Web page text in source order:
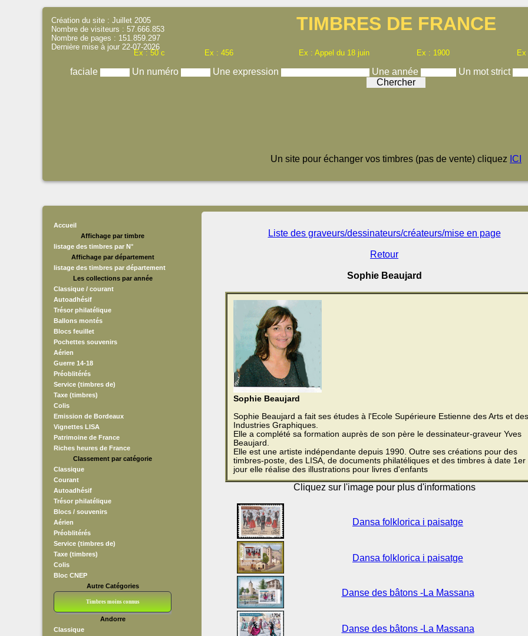
TIMBRES DE FRANCE
Ex : 50 c Ex : 456 Ex : Appel du 18 juin Ex : 1900
faciale Un numéro Une expression Une année Un mot strict
Création du site : Juillet 2005
Nombre de visiteurs : 57.666.853
Nombre de pages : 151.859.297
Dernière mise à jour 22-07-2026
Un site pour échanger vos timbres (pas de vente) cliquez ICI
Accueil
Affichage par timbre
listage des timbres par N°
Affichage par département
listage des timbres par département
Les collections par année
Classique / courant
Autoadhésif
Trésor philatélique
Ballons montés
Blocs feuillet
Pochettes souvenirs
Aérien
Guerre 14-18
Préoblitérés
Service (timbres de)
Taxe (timbres)
Colis
Emission de Bordeaux
Vignettes LISA
Patrimoine de France
Riches heures de France
Classement par catégorie
Classique
Courant
Autoadhésif
Trésor philatélique
Blocs / souvenirs
Aérien
Préoblitérés
Service (timbres de)
Taxe (timbres)
Colis
Bloc CNEP
Autre Catégories
Timbres moins connus
Andorre
Classique
Liste des graveurs/dessinateurs/créateurs/mise en page
Retour
Sophie Beaujard
Sophie Beaujard
Sophie Beaujard a fait ses études à l'Ecole Supérieure Estienne des Arts et des
Industries Graphiques.
Elle a complété sa formation auprès de son père le dessinateur-graveur Yves
Beaujard.
Elle est une artiste indépendante depuis 1990. Outre ses créations pour des
timbres-poste, des LISA, de documents philatéliques et des timbres à date 1er
jour elle réalise des illustrations pour livres d'enfants
Cliquez sur l'image pour plus d'informations
Dansa folklorica i paisatge
Dansa folklorica i paisatge
Danse des bâtons -La Massana
Danse des bâtons -La Massana